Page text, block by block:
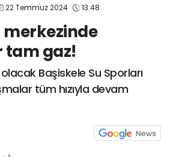
22 Temmuz 2024 13:48
merkezinde
tam gaz!
Başiskele Su Sporları
tüm hızıyla devam
info@spor41.com